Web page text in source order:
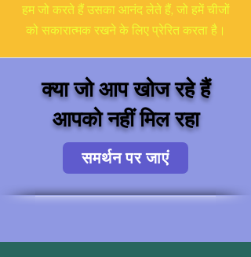
हम जो करते हैं उसका आनंद लेते हैं, जो हमें चीजों
को सकारात्मक रखने के लिए प्रेरित करता है।
क्या जो आप खोज रहे हैं
आपको नहीं मिल रहा
समर्थन पर जाएं